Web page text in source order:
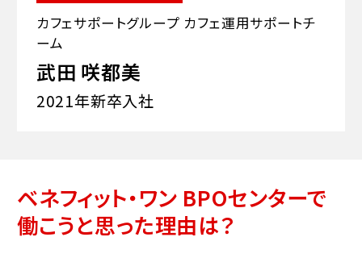
カフェサポートグループ カフェ運用サポートチ
ーム
武田 咲都美
2021年新卒入社
ベネフィット・ワン BPOセンターで
働こうと思った理由は？